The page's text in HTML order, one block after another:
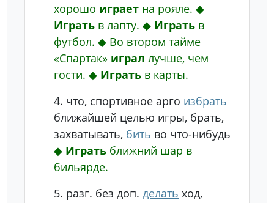
хорошо играет на рояле. ◆
Играть в лапту. ◆ Играть в
футбол. ◆ Во втором тайме
«Спартак» играл лучше, чем
гости. ◆ Играть в карты.
4. что, спортивное арго избрать
ближайшей целью игры, брать,
захватывать, бить во что-нибудь
◆ Играть ближний шар в
бильярде.
5. разг. без доп. делать ход,